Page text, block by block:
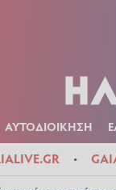
ΑΥΤΟΔΙΟΙΚΗΣΗ